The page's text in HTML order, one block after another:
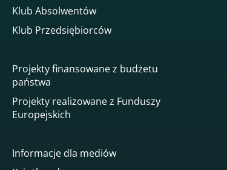
Klub Absolwentów
Klub Przedsiębiorców
Projekty finansowane z budżetu
państwa
Projekty realizowane z Funduszy
Europejskich
Informacje dla mediów